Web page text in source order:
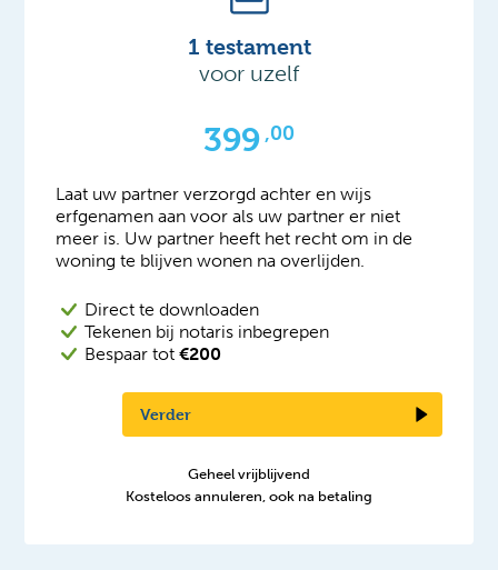
1 testament
voor uzelf
399 ,00
Laat uw partner verzorgd achter en wijs
erfgenamen aan voor als uw partner er niet
meer is. Uw partner heeft het recht om in de
woning te blijven wonen na overlijden.
Direct te downloaden
Tekenen bij notaris inbegrepen
Bespaar tot €200
Verder
Geheel vrijblijvend
Kosteloos annuleren, ook na betaling